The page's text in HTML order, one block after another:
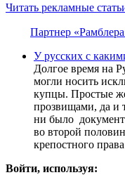
Читать рекламные
Партнер
У русских с
Долгое время на
могли носить
купцы. Простые же
прозвищами, да и
ни было
во второй
крепостного
Войти, используя: